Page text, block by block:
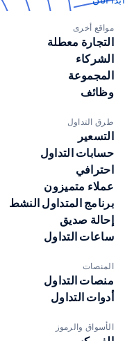
مواقع أخرى
التجارة معطلة
الشركاء
المجموعة
وظائف
طرق التداول
التسعير
حسابات التداول
احترافي
عملاء متميزون
برنامج المتداول النشط
إحالة صديق
ساعات التداول
المنصات
منصات التداول
أدوات التداول
الأسواق والرموز